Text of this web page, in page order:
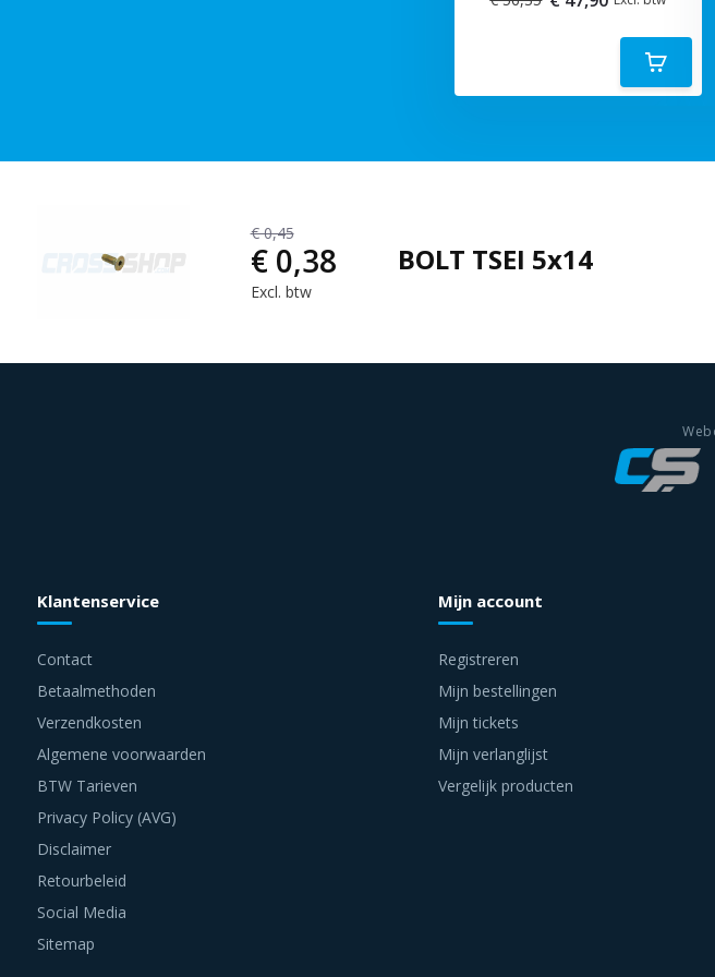
€ 0,45
€ 0,38
Excl. btw
BOLT TSEI 5x14
Klantenservice
Contact
Betaalmethoden
Verzendkosten
Algemene voorwaarden
BTW Tarieven
Privacy Policy (AVG)
Disclaimer
Retourbeleid
Social Media
Sitemap
Mijn account
Registreren
Mijn bestellingen
Mijn tickets
Mijn verlanglijst
Vergelijk producten